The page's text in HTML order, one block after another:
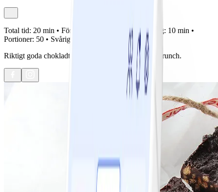
Total tid: 20 min • Förberedelse: 10 min • Tillagning: 10 min •
Portioner: 50 • Svårighetsgrad:
Riktigt goda chokladtryfflar med apelsinsmak och crunch.